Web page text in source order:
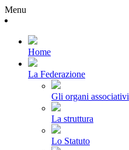
Menu
Home
La Federazione
Gli organi associativi
La struttura
Lo Statuto